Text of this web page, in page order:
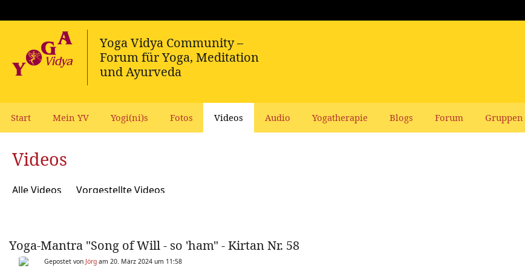
Start Mein YV Yogi(ni)s Fotos Videos Audio Yogatherapie Blogs Forum Gruppen
Videos
Alle Videos Vorgestellte Videos
Yoga-Mantra "Song of Will - so 'ham" - Kirtan Nr. 58
Gepostet von Jörg am 20. März 2024 um 11:58